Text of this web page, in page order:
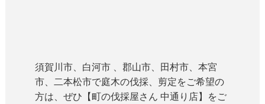
須賀川市、白河市 、郡山市、田村市、本宮
市、二本松市で庭木の伐採、剪定をご希望の
方は、ぜひ【町の伐採屋さん 中通り店】をご